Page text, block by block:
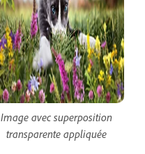
Image avec superposition
transparente appliquée